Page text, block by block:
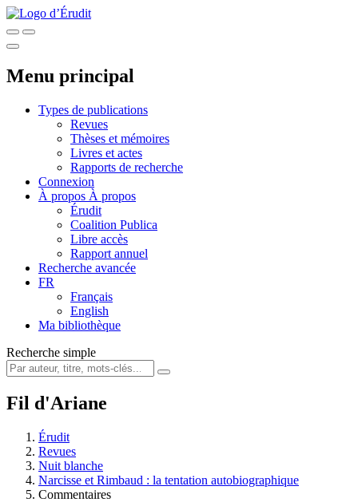
Menu principal
Types de publications
Revues
Thèses et mémoires
Livres et actes
Rapports de recherche
Connexion
À propos À propos
Érudit
Coalition Publica
Libre accès
Rapport annuel
Recherche avancée
FR
Français
English
Ma bibliothèque
Recherche simple
Fil d'Ariane
Érudit
Revues
Nuit blanche
Narcisse et Rimbaud : la tentation autobiographique
Commentaires